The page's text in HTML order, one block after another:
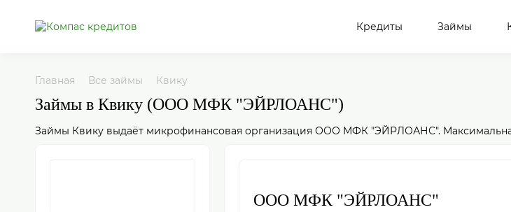
Кредиты Займы
Главная Все займы Квику
Займы в Квику (ООО МФК "ЭЙРЛОАНС")
Займы Квику выдаёт микрофинансовая организация ООО МФК "ЭЙРЛОАНС".
ООО МФК "ЭЙРЛОАНС"